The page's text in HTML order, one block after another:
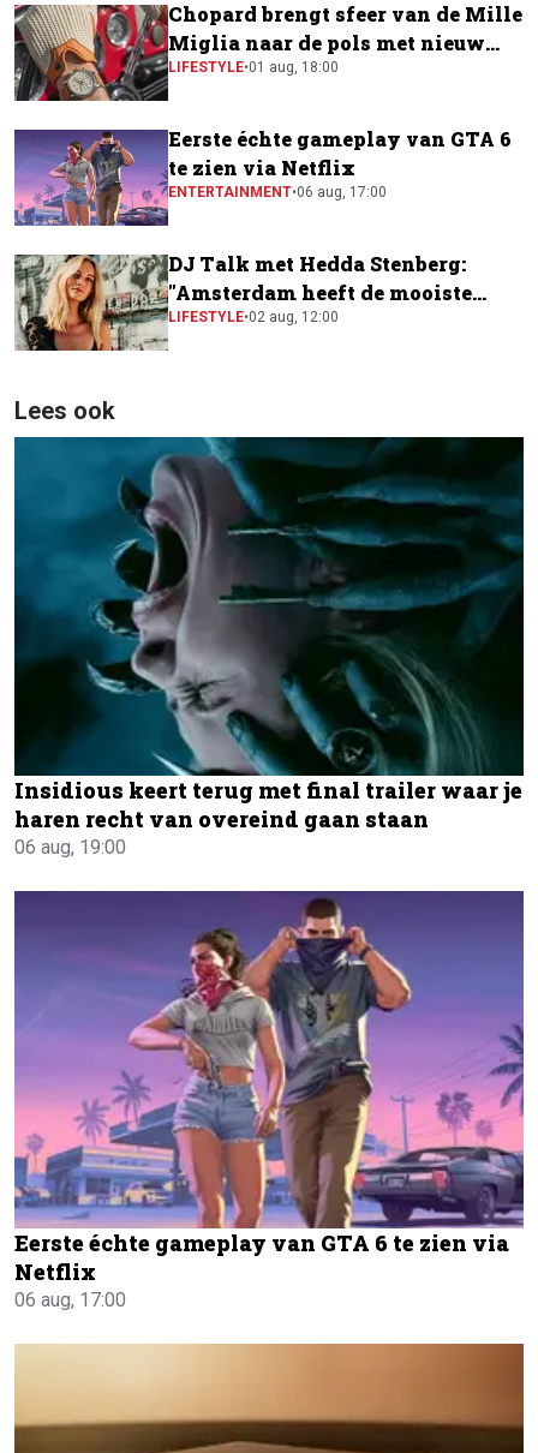
Chopard brengt sfeer van de Mille
Miglia naar de pols met nieuw
horloge
LIFESTYLE•01 aug, 18:00
Eerste échte gameplay van GTA 6
te zien via Netflix
ENTERTAINMENT•06 aug, 17:00
DJ Talk met Hedda Stenberg:
"Amsterdam heeft de mooiste
festivalscene van Europa"
LIFESTYLE•02 aug, 12:00
Lees ook
Insidious keert terug met final trailer waar je
haren recht van overeind gaan staan
06 aug, 19:00
Eerste échte gameplay van GTA 6 te zien via
Netflix
06 aug, 17:00